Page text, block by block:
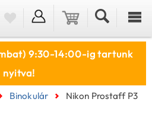
9:30-14:00-ig tartunk
nyitva!
Binokulár
Nikon Prostaff P3